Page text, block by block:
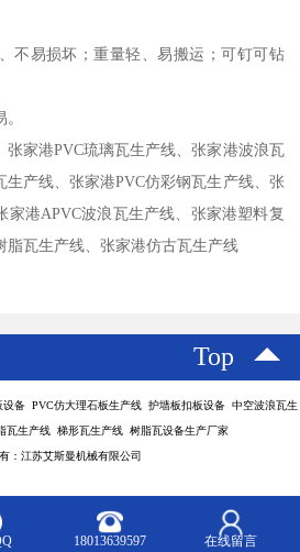
不易损坏；重量轻、易搬运；可钉可钻
张家港PVC琉璃瓦生产线、张家港波浪瓦
生产线、张家港PVC仿彩钢瓦生产线、张
家港APVC波浪瓦生产线、张家港塑料复
脂瓦生产线、张家港仿古瓦生产线
Top
备 PVC仿大理石板生产线 护墙板扣板设备 中空波浪瓦生
瓦生产线 梯形瓦生产线 树脂瓦设备生产厂家
：江苏艾斯曼机械有限公司
18013639597 在线留言